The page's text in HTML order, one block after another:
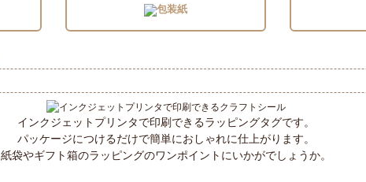
包装紙
インクジェットプリンタで印刷できるラッピングタグです。
パッケージにつけるだけで簡単におしゃれに仕上がります。
紙袋やギフト箱のラッピングのワンポイントにいかがでしょうか。